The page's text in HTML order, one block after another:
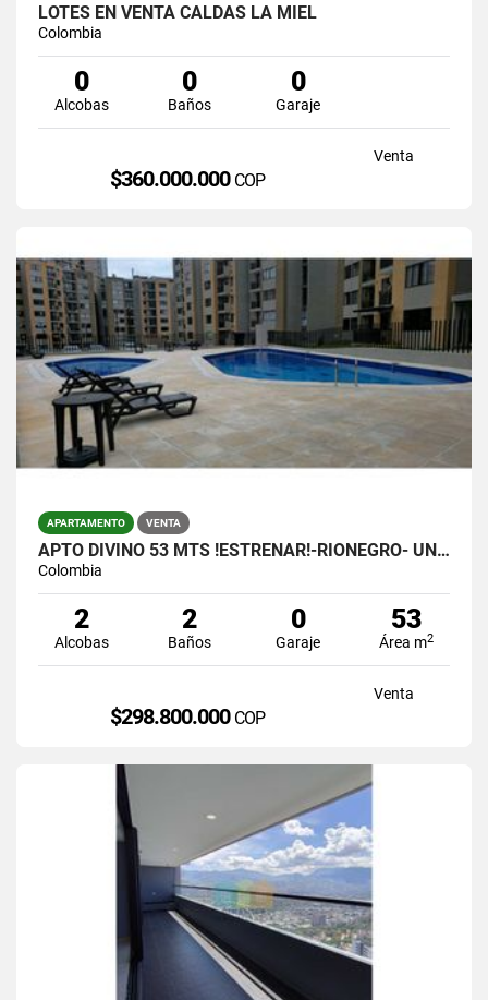
LOTES EN VENTA CALDAS LA MIEL
Colombia
0
Alcobas
0
Baños
0
Garaje
Venta
$360.000.000 COP
APARTAMENTO VENTA
APTO DIVINO 53 MTS !ESTRENAR!-RIONEGRO- UNIDAD COMPLETA.- $298.800.000
Colombia
2
Alcobas
2
Baños
0
Garaje
53
Área m2
Venta
$298.800.000 COP